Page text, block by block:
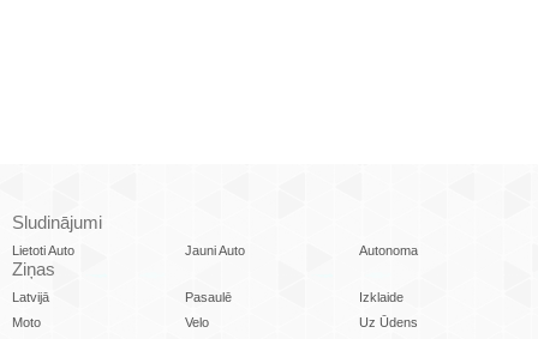
Sludinājumi
Lietoti Auto Jauni Auto Autonoma
Ziņas
Latvijā Pasaulē
Izklaide
Moto
Velo
Uz Ūdens